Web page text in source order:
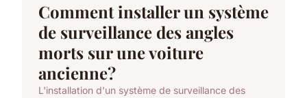
Comment installer un système
de surveillance des angles
morts sur une voiture
ancienne?
L'installation d'un système de surveillance des